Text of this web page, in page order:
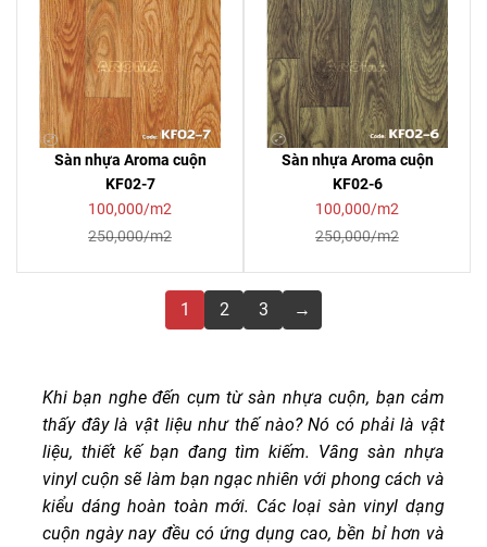
Sàn nhựa Aroma cuộn
KF02-7
100,000/m2
250,000/m2
Sàn nhựa Aroma cuộn
KF02-6
100,000/m2
250,000/m2
1 2 3 →
Khi bạn nghe đến cụm từ sàn nhựa cuộn, bạn cảm
thấy đây là vật liệu như thế nào? Nó có phải là vật
liệu, thiết kế bạn đang tìm kiếm. Vâng sàn nhựa
vinyl cuộn sẽ làm bạn ngạc nhiên với phong cách và
kiểu dáng hoàn toàn mới. Các loại sàn vinyl dạng
cuộn ngày nay đều có ứng dụng cao, bền bỉ hơn và